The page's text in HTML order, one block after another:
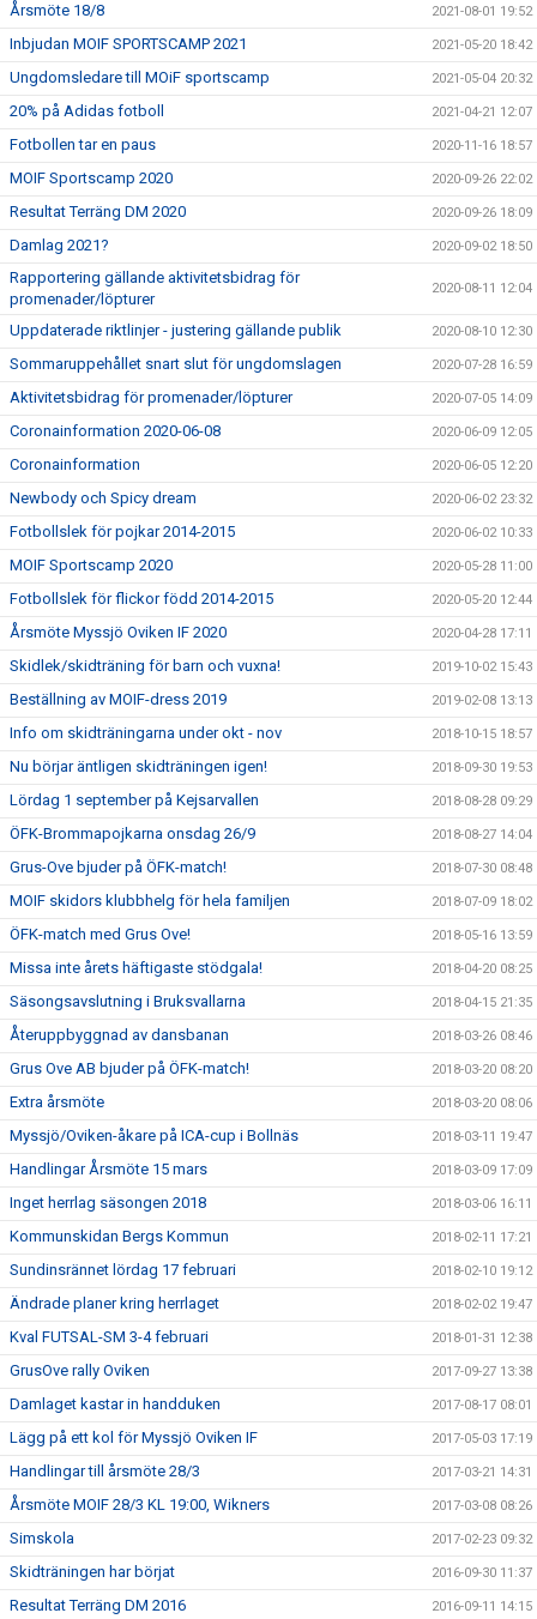
Årsmöte 18/8 2021-08-01 19:52
Inbjudan MOIF SPORTSCAMP 2021 2021-05-20 18:42
Ungdomsledare till MOiF sportscamp 2021-05-04 20:32
20% på Adidas fotboll 2021-04-21 12:07
Fotbollen tar en paus 2020-11-16 18:57
MOIF Sportscamp 2020 2020-09-26 22:02
Resultat Terräng DM 2020 2020-09-26 18:09
Damlag 2021? 2020-09-02 18:50
Rapportering gällande aktivitetsbidrag för
promenader/löpturer
2020-08-11 12:04
Uppdaterade riktlinjer - justering gällande publik 2020-08-10 12:30
Sommaruppehållet snart slut för ungdomslagen 2020-07-28 16:59
Aktivitetsbidrag för promenader/löpturer 2020-07-05 14:09
Coronainformation 2020-06-08 2020-06-09 12:05
Coronainformation 2020-06-05 12:20
Newbody och Spicy dream 2020-06-02 23:32
Fotbollslek för pojkar 2014-2015 2020-06-02 10:33
MOIF Sportscamp 2020 2020-05-28 11:00
Fotbollslek för flickor född 2014-2015 2020-05-20 12:44
Årsmöte Myssjö Oviken IF 2020 2020-04-28 17:11
Skidlek/skidträning för barn och vuxna! 2019-10-02 15:43
Beställning av MOIF-dress 2019 2019-02-08 13:13
Info om skidträningarna under okt - nov 2018-10-15 18:57
Nu börjar äntligen skidträningen igen! 2018-09-30 19:53
Lördag 1 september på Kejsarvallen 2018-08-28 09:29
ÖFK-Brommapojkarna onsdag 26/9 2018-08-27 14:04
Grus-Ove bjuder på ÖFK-match! 2018-07-30 08:48
MOIF skidors klubbhelg för hela familjen 2018-07-09 18:02
ÖFK-match med Grus Ove! 2018-05-16 13:59
Missa inte årets häftigaste stödgala! 2018-04-20 08:25
Säsongsavslutning i Bruksvallarna 2018-04-15 21:35
Återuppbyggnad av dansbanan 2018-03-26 08:46
Grus Ove AB bjuder på ÖFK-match! 2018-03-20 08:20
Extra årsmöte 2018-03-20 08:06
Myssjö/Oviken-åkare på ICA-cup i Bollnäs 2018-03-11 19:47
Handlingar Årsmöte 15 mars 2018-03-09 17:09
Inget herrlag säsongen 2018 2018-03-06 16:11
Kommunskidan Bergs Kommun 2018-02-11 17:21
Sundinsrännet lördag 17 februari 2018-02-10 19:12
Ändrade planer kring herrlaget 2018-02-02 19:47
Kval FUTSAL-SM 3-4 februari 2018-01-31 12:38
GrusOve rally Oviken 2017-09-27 13:38
Damlaget kastar in handduken 2017-08-17 08:01
Lägg på ett kol för Myssjö Oviken IF 2017-05-03 17:19
Handlingar till årsmöte 28/3 2017-03-21 14:31
Årsmöte MOIF 28/3 KL 19:00, Wikners 2017-03-08 08:26
Simskola 2017-02-23 09:32
Skidträningen har börjat 2016-09-30 11:37
Resultat Terräng DM 2016 2016-09-11 14:15